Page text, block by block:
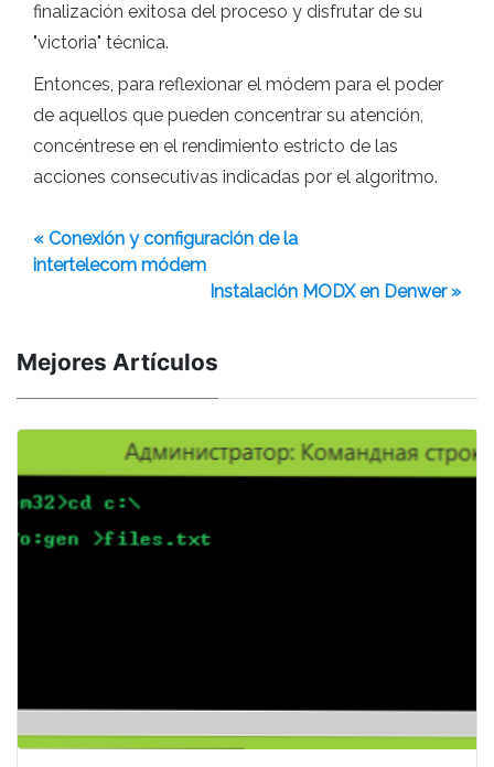
finalización exitosa del proceso y disfrutar de su
"victoria" técnica.
Entonces, para reflexionar el módem para el poder
de aquellos que pueden concentrar su atención,
concéntrese en el rendimiento estricto de las
acciones consecutivas indicadas por el algoritmo.
« Conexión y configuración de la
intertelecom módem
Instalación MODX en Denwer »
Mejores Artículos